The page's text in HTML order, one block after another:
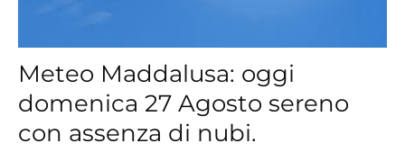
Meteo Maddalusa: oggi
domenica 27 Agosto sereno
con assenza di nubi.